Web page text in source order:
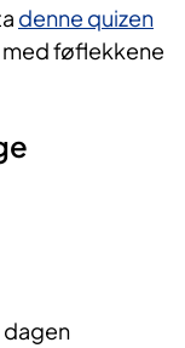
denne quizen
med føflekkene
dagen